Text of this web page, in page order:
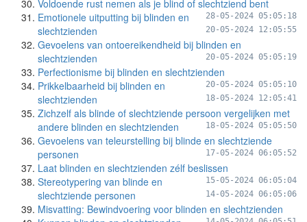
Voldoende rust nemen als je blind of slechtziend bent
28-05-2024 05:05:18
Emotionele uitputting bij blinden en
slechtzienden
20-05-2024 12:05:55
Gevoelens van ontoereikendheid bij blinden en
slechtzienden
20-05-2024 05:05:19
Perfectionisme bij blinden en slechtzienden
20-05-2024 05:05:10
Prikkelbaarheid bij blinden en
slechtzienden
18-05-2024 12:05:41
Zichzelf als blinde of slechtziende persoon vergelijken met
andere blinden en slechtzienden
18-05-2024 05:05:50
Gevoelens van teleurstelling bij blinde en slechtziende
personen
17-05-2024 06:05:52
Laat blinden en slechtzienden zélf beslissen
15-05-2024 06:05:04
Stereotypering van blinde en
slechtziende personen
14-05-2024 06:05:06
Misvatting: Bewindvoering voor blinden en slechtzienden